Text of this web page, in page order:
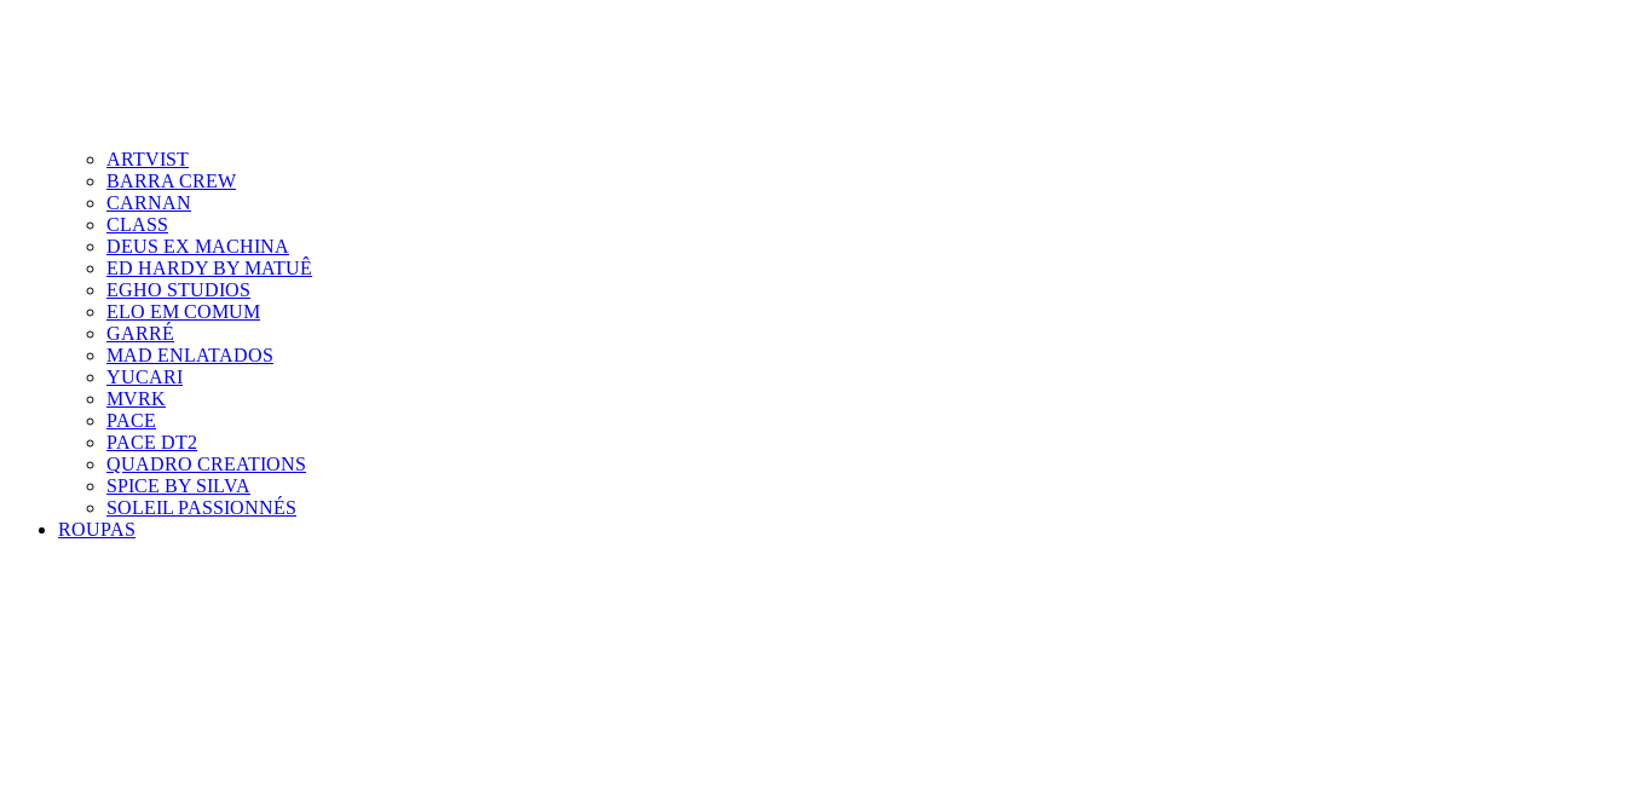
ARTVIST
BARRA CREW
CARNAN
CLASS
DEUS EX MACHINA
ED HARDY BY MATUÊ
EGHO STUDIOS
ELO EM COMUM
GARRÉ
MAD ENLATADOS
YUCARI
MVRK
PACE
PACE DT2
QUADRO CREATIONS
SPICE BY SILVA
SOLEIL PASSIONNÉS
ROUPAS